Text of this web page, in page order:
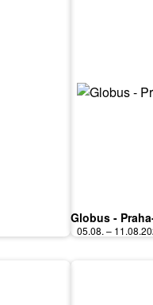
Globus -
05.08. –